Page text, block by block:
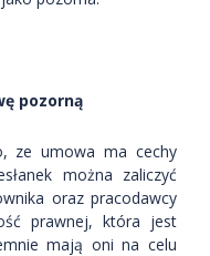
pozorną
ze umowa ma cechy
można zaliczyć
oraz pracodawcy
prawnej, która jest
mają oni na celu